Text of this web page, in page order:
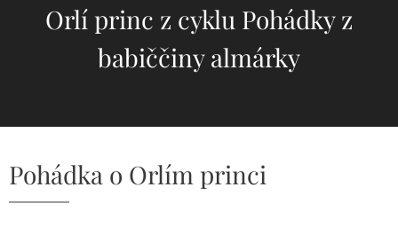
Orlí princ z cyklu Pohádky z
babiččiny almárky
Pohádka o Orlím princi